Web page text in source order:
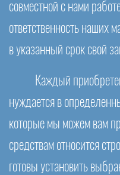
совместной с нами
ответственность наших
в указанный срок свой
Каждый
нуждается в
которые мы можем вам
средствам относится
готовы установить